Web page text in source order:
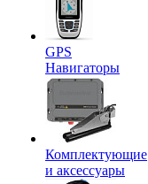
GPS
Навигаторы
Комплектующие
и аксессуары